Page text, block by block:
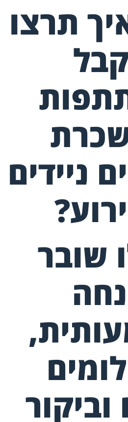
תרצו
ניידים
?
שובר
וביקור